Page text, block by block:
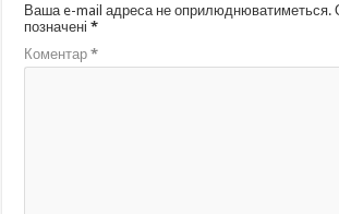
Ваша e-mail адреса не оприлюднюватиметься.
позначені*
Коментар*